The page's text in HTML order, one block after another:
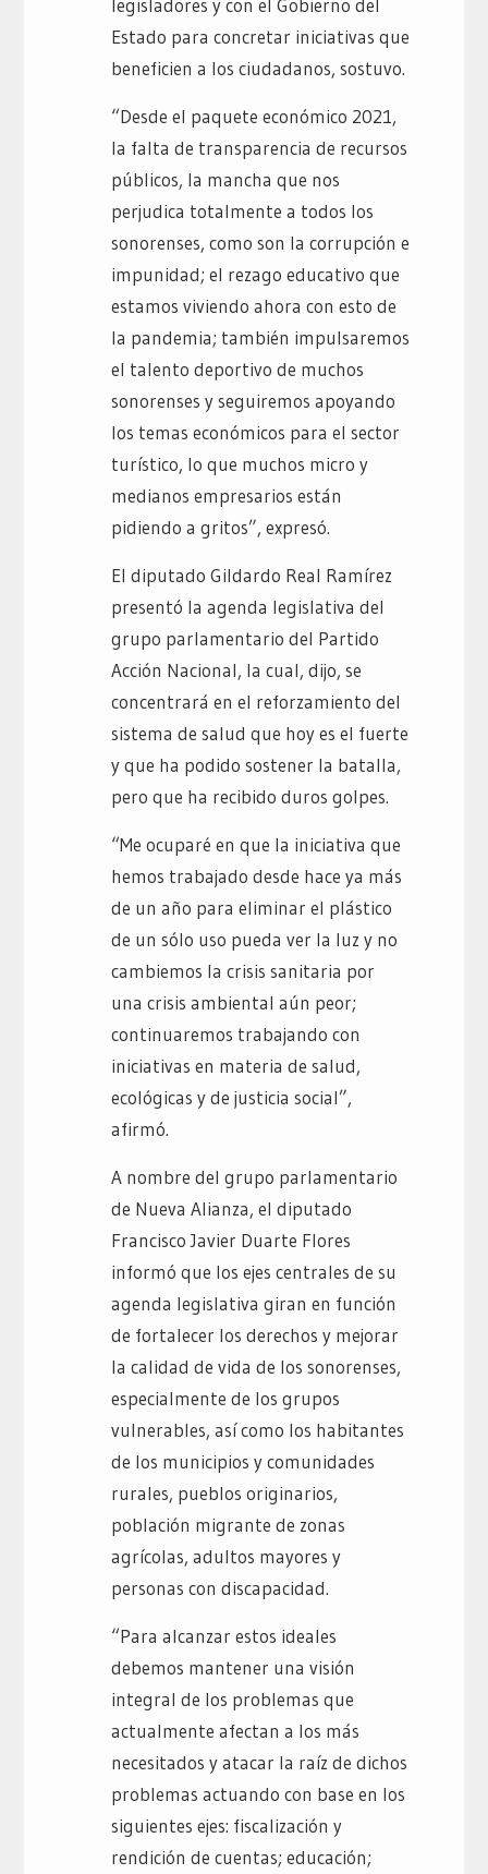
legisladores y con el Gobierno del
Estado para concretar iniciativas que
beneficien a los ciudadanos, sostuvo.
“Desde el paquete económico 2021,
la falta de transparencia de recursos
públicos, la mancha que nos
perjudica totalmente a todos los
sonorenses, como son la corrupción e
impunidad; el rezago educativo que
estamos viviendo ahora con esto de
la pandemia; también impulsaremos
el talento deportivo de muchos
sonorenses y seguiremos apoyando
los temas económicos para el sector
turístico, lo que muchos micro y
medianos empresarios están
pidiendo a gritos”, expresó.
El diputado Gildardo Real Ramírez
presentó la agenda legislativa del
grupo parlamentario del Partido
Acción Nacional, la cual, dijo, se
concentrará en el reforzamiento del
sistema de salud que hoy es el fuerte
y que ha podido sostener la batalla,
pero que ha recibido duros golpes.
“Me ocuparé en que la iniciativa que
hemos trabajado desde hace ya más
de un año para eliminar el plástico
de un sólo uso pueda ver la luz y no
cambiemos la crisis sanitaria por
una crisis ambiental aún peor;
continuaremos trabajando con
iniciativas en materia de salud,
ecológicas y de justicia social”,
afirmó.
A nombre del grupo parlamentario
de Nueva Alianza, el diputado
Francisco Javier Duarte Flores
informó que los ejes centrales de su
agenda legislativa giran en función
de fortalecer los derechos y mejorar
la calidad de vida de los sonorenses,
especialmente de los grupos
vulnerables, así como los habitantes
de los municipios y comunidades
rurales, pueblos originarios,
población migrante de zonas
agrícolas, adultos mayores y
personas con discapacidad.
“Para alcanzar estos ideales
debemos mantener una visión
integral de los problemas que
actualmente afectan a los más
necesitados y atacar la raíz de dichos
problemas actuando con base en los
siguientes ejes: fiscalización y
rendición de cuentas; educación;